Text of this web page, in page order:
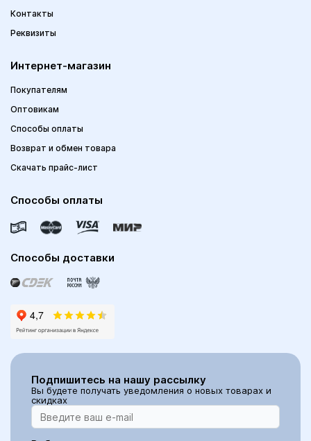
Контакты
Реквизиты
Интернет-магазин
Покупателям
Оптовикам
Способы оплаты
Возврат и обмен товара
Скачать прайс-лист
Способы оплаты
Способы доставки
Подпишитесь на нашу рассылку
Вы будете получать уведомления о новых товарах и
скидках